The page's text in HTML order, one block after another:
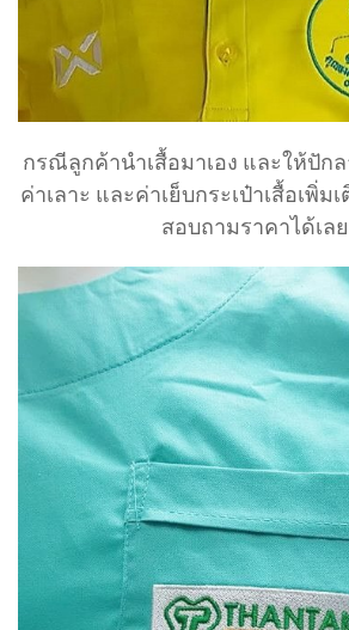
กรณีลูกค้านำเสื้อมาเอง และให้ปัก
ค่าเลาะ และค่าเย็บกระเป๋าเสื้อเพิ่ม
สอบถามราคาได้เล